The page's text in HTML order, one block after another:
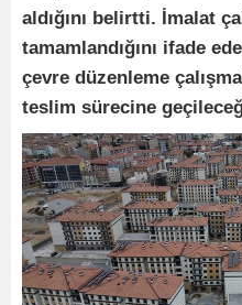
aldığını belirtti. İmalat
tamamlandığını ifade
çevre düzenleme
teslim sürecine